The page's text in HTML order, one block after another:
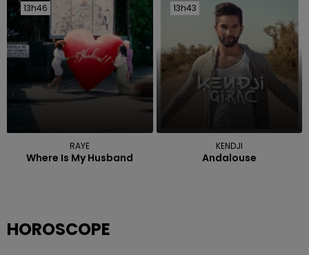
13h46
13h46
RAYE
Where Is My Husband
13h43
13h43
KENDJI
Andalouse
HOROSCOPE